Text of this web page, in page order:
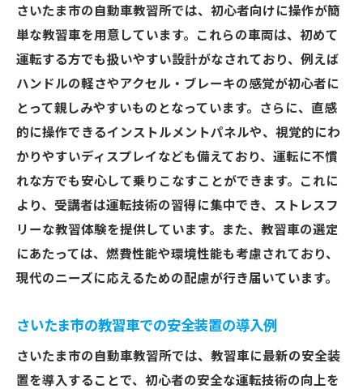
さいたま市の自動車教習所では、初心者向けに操作が簡
単な教習車を用意しています。これらの車両は、初めて
運転する方でも扱いやすい設計がなされており、例えば
ハンドルの軽さやアクセル・ブレーキの感覚が初心者に
とって親しみやすいものとなっています。さらに、直感
的に操作できるインストルメントパネルや、視覚的にわ
かりやすいディスプレイなども備えており、運転に不慣
れな方でも安心して乗りこなすことができます。これに
より、受講者は運転技術の習得に集中でき、ストレスフ
リーな教習体験を提供しています。また、教習車の選定
にあたっては、燃費性能や環境性能も考慮されており、
現代のニーズに応えるための配慮が行き届いています。
さいたま市の教習車での安全装置の導入例
さいたま市の自動車教習所では、教習車に最新の安全装
置を導入することで、初心者の安全な運転技術の向上を